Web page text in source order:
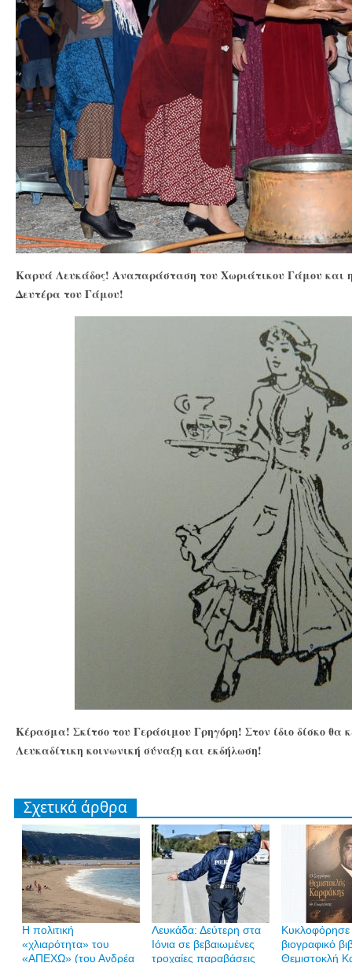
Καρυά Λευκάδος! Αναπαράσταση του Χωριάτικου Γάμου και
Δευτέρα του Γάμου!
Κέρασμα! Σκίτσο του Γεράσιμου Γρηγόρη! Στον ίδιο δίσκο θα
Λευκαδίτικη κοινωνική σύναξη και εκδήλωση!
Σχετικά άρθρα
H πολιτική
«χλιαρότητα» του
«AΠΕΧΩ» (του Ανδρέα
Λευκάδα: Δεύτερη στα
Ιόνια σε βεβαιωμένες
τροχαίες παραβάσεις
Κυκλοφόρησε
βιογραφικό
Θεμιστοκλή